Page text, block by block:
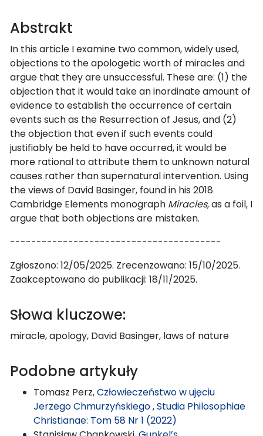
Abstrakt
In this article I examine two common, widely used,
objections to the apologetic worth of miracles and
argue that they are unsuccessful. These are: (1) the
objection that it would take an inordinate amount of
evidence to establish the occurrence of certain
events such as the Resurrection of Jesus, and (2)
the objection that even if such events could
justifiably be held to have occurred, it would be
more rational to attribute them to unknown natural
causes rather than supernatural intervention. Using
the views of David Basinger, found in his 2018
Cambridge Elements monograph Miracles, as a foil, I
argue that both objections are mistaken.
----------------------------------------
Zgłoszono: 12/05/2025. Zrecenzowano: 15/10/2025.
Zaakceptowano do publikacji: 18/11/2025.
Słowa kluczowe:
miracle, apology, David Basinger, laws of nature
Podobne artykuły
Tomasz Perz,Człowieczeństwo w ujęciu
Jerzego Chmurzyńskiego,Studia Philosophiae
Christianae: Tom 58 Nr 1 (2022)